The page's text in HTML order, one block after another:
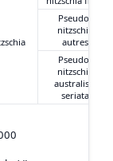
Pseudo-
nitzschia
autres
Pseudo-
nitzschia
australis +
seriata